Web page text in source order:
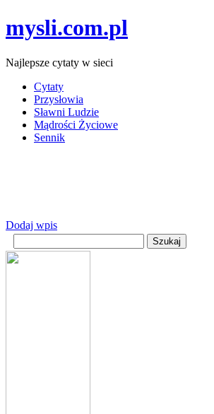
mysli.com.pl
Najlepsze cytaty w sieci
Cytaty
Przysłowia
Sławni Ludzie
Mądrości Życiowe
Sennik
Dodaj wpis